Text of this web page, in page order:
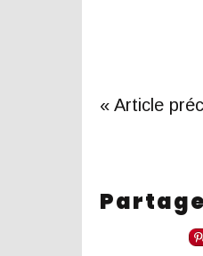
« Article